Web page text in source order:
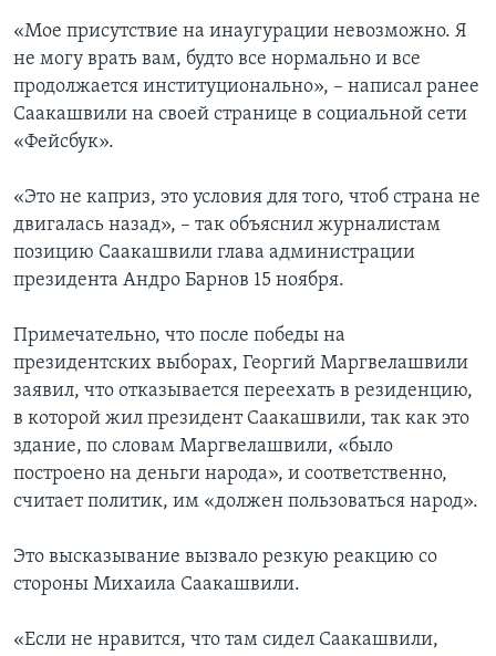
«Мое присутствие на инаугурации невозможно. Я
не могу врать вам, будто все нормально и все
продолжается институционально», – написал ранее
Саакашвили на своей странице в социальной сети
«Фейсбук».
«Это не каприз, это условия для того, чтоб страна не
двигалась назад», – так объяснил журналистам
позицию Саакашвили глава администрации
президента Андро Барнов 15 ноября.
Примечательно, что после победы на
президентских выборах, Георгий Маргвелашвили
заявил, что отказывается переехать в резиденцию,
в которой жил президент Саакашвили, так как это
здание, по словам Маргвелашвили, «было
построено на деньги народа», и соответственно,
считает политик, им «должен пользоваться народ».
Это высказывание вызвало резкую реакцию со
стороны Михаила Саакашвили.
«Если не нравится, что там сидел Саакашвили,